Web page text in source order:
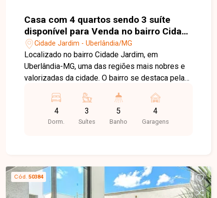
Casa com 4 quartos sendo 3 suíte
disponível para Venda no bairro Cidade
Jardim em Uberlândia-MG
Cidade Jardim - Uberlândia/MG
Localizado no bairro Cidade Jardim, em
Uberlândia-MG, uma das regiões mais nobres e
valorizadas da cidade. O bairro se destaca pela
Clube, Center Shopping, escolas, restaurantes e
importantes vias de acesso, oferecendo
segurança, sofisticação e qualidade de vida para
imóvel possui sala ampla em dois ambientes
com pé-direito duplo, porcelanato 120x120,
persianas automatizadas e ambientes integrados
4
Dorm.
3
Suítes
5
Banho
4
Garagens
Cód. 50384